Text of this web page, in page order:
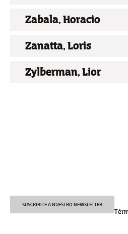
Zabala, Horacio
Zanatta, Loris
Zylberman, Lior
SUSCRIBITE A NUESTRO NEWSLETTER